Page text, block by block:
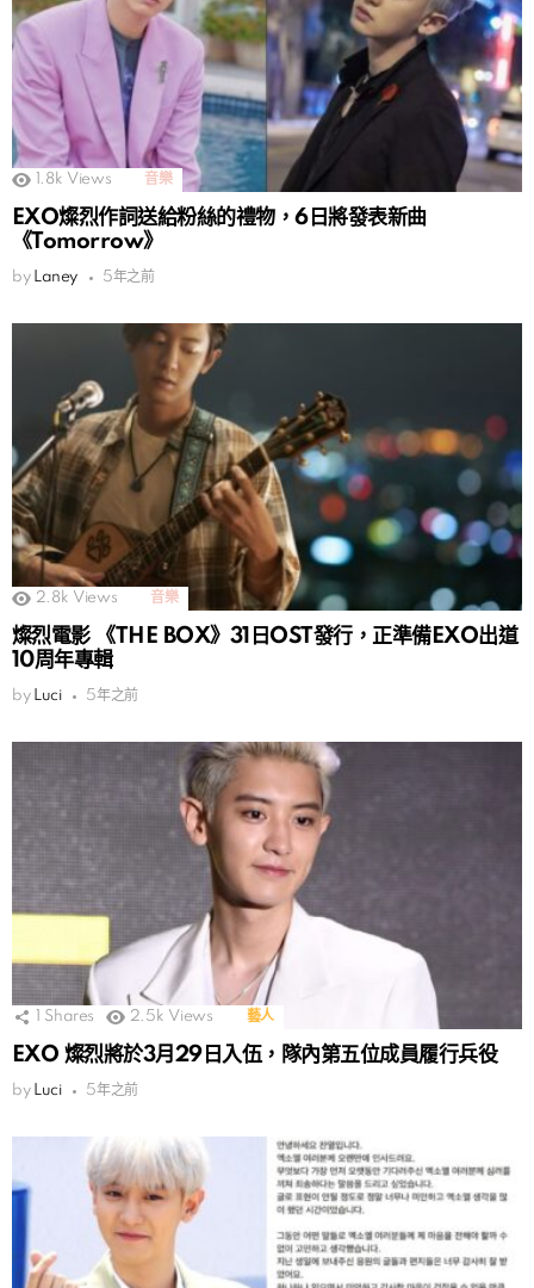
1.8k Views 音樂
EXO燦烈作詞送給粉絲的禮物，6日將發表新曲
《Tomorrow》
by Laney 5年之前
2.8k Views 音樂
燦烈電影 《THE BOX》31日OST發行，正準備EXO出道
10周年專輯
by Luci 5年之前
Shares 2.5k Views 藝人
EXO 燦烈將於3月29日入伍，隊內第五位成員履行兵役
by Luci 5年之前